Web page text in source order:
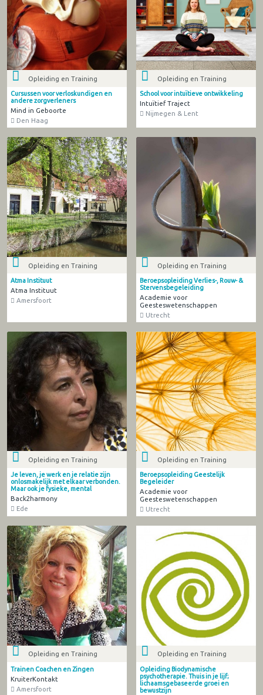
Opleiding en Training
Cursussen voor verloskundigen en
andere zorgverleners
Mind in Geboorte
Den Haag
Opleiding en Training
School voor intuïtieve ontwikkeling
Intuïtief Traject
Nijmegen & Lent
Opleiding en Training
Atma Instituut
Atma Instituut
Amersfoort
Opleiding en Training
Beroepsopleiding Verlies-, Rouw- &
Stervensbegeleiding
Academie voor
Geesteswetenschappen
Utrecht
Opleiding en Training
Je leven, je werk en je relatie zijn
onlosmakelijk met elkaar verbonden.
Maar ook je fysieke, mental
Back2harmony
Ede
Opleiding en Training
Beroepsopleiding Geestelijk
Begeleider
Academie voor
Geesteswetenschappen
Utrecht
Opleiding en Training
Trainen Coachen en Zingen
KruiterKontakt
Amersfoort
Opleiding en Training
Opleiding Biodynamische
psychotherapie. Thuis in je lijf;
lichaamsgebaseerde groei en
bewustzijn